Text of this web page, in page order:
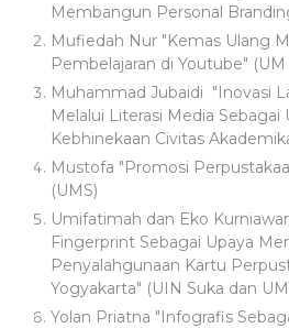
Membangun Personal
Mufiedah Nur "Kemas Ulang
Pembelajaran di Youtube"
Muhammad Jubaidi "Inovasi
Melalui Literasi Media Sebagai
Kebhinekaan Civitas
Mustofa "Promosi
(UMS)
Umifatimah dan Eko
Fingerprint Sebagai Upaya
Penyalahgunaan Kartu
Yogyakarta" (UIN Suka dan
Yolan Priatna "Infografis